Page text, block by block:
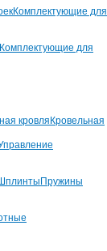
Комплектующие для
Комплектующие для
кровля Кровельная
Пружины